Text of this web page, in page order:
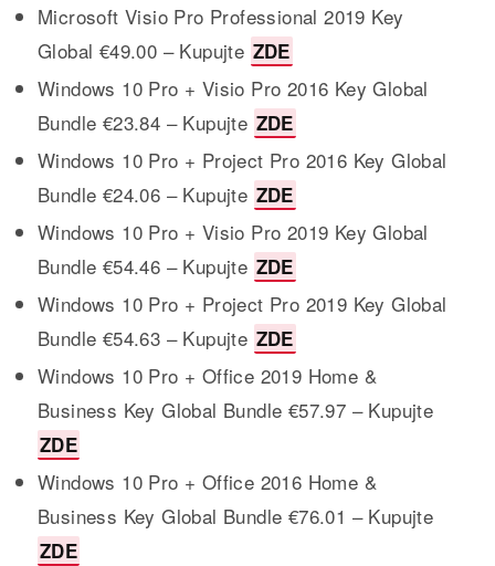
Microsoft Visio Pro Professional 2019 Key
Global €49.00 – Kupujte ZDE
Windows 10 Pro + Visio Pro 2016 Key Global
Bundle €23.84 – Kupujte ZDE
Windows 10 Pro + Project Pro 2016 Key Global
Bundle €24.06 – Kupujte ZDE
Windows 10 Pro + Visio Pro 2019 Key Global
Bundle €54.46 – Kupujte ZDE
Windows 10 Pro + Project Pro 2019 Key Global
Bundle €54.63 – Kupujte ZDE
Windows 10 Pro + Office 2019 Home &
Business Key Global Bundle €57.97 – Kupujte
ZDE
Windows 10 Pro + Office 2016 Home &
Business Key Global Bundle €76.01 – Kupujte
ZDE